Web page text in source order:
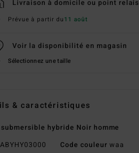
Livraison à domicile ou point relais
Prévue à partir du11 août
Voir la disponibilité en magasin
Sélectionnez une taille
& caractéristiques
hybride Noir homme
ABYHY03000 Code couleur waa